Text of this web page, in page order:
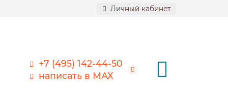
Личный кабинет
+7 (495) 142-44-50
написать в МАХ